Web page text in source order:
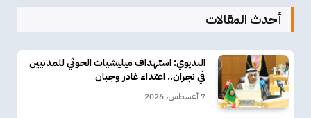
أحدث المقالات
البديوي: استهداف ميليشيات الحوثي للمدنيين
في نجران.. اعتداء غادر وجبان
7 أغسطس، 2026